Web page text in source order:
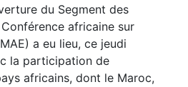
du Segment des
africaine sur
a eu lieu, ce jeudi
la participation de
africains, dont le Maroc,